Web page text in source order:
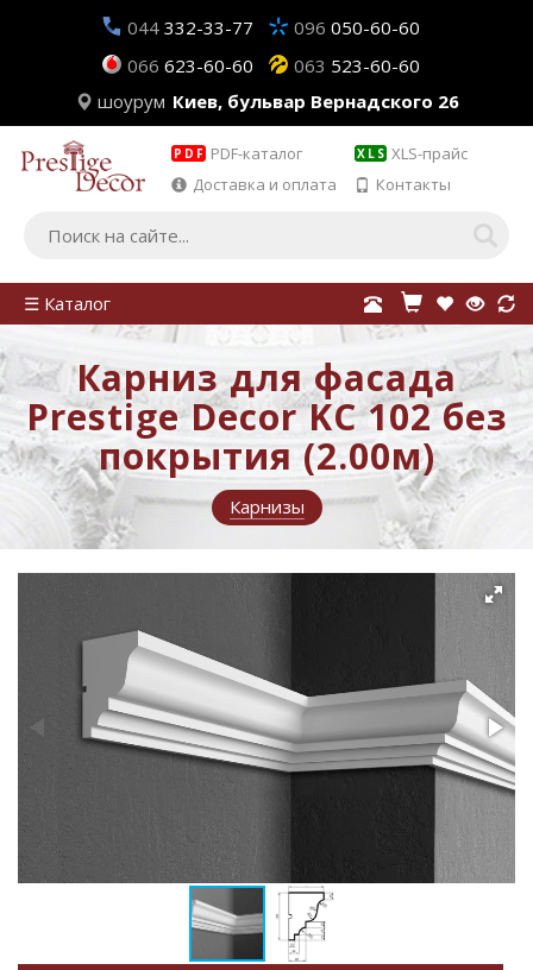
044 332-33-77 096 050-60-60
066 623-60-60 063 523-60-60
шоурум Киев, бульвар Вернадского 26
PDF PDF-каталог XLS XLS-прайс
Доставка и оплата
Контакты
☰ Каталог
Карниз для фасада
Prestige Decor KC 102 без
покрытия (2.00м)
Карнизы